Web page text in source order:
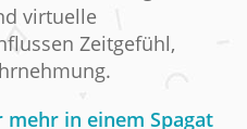
virtuelle
Zeitgefühl,
in einem Spagat